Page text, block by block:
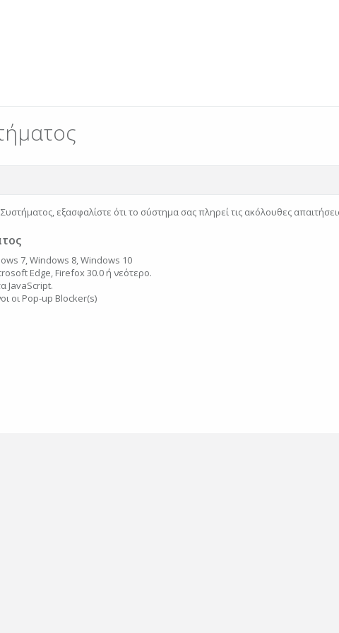
εξασφαλίστε ότι το σύστημα σας πληρεί τις ακόλουθες
7, Windows 8, Windows 10
Edge, Firefox 30.0 ή νεότερο.
JavaScript.
οι Pop-up Blocker(s)